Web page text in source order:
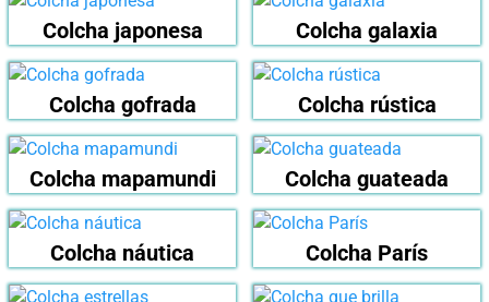
Colcha japonesa Colcha galaxia
Colcha gofrada Colcha rústica
Colcha mapamundi Colcha guateada
Colcha náutica Colcha París